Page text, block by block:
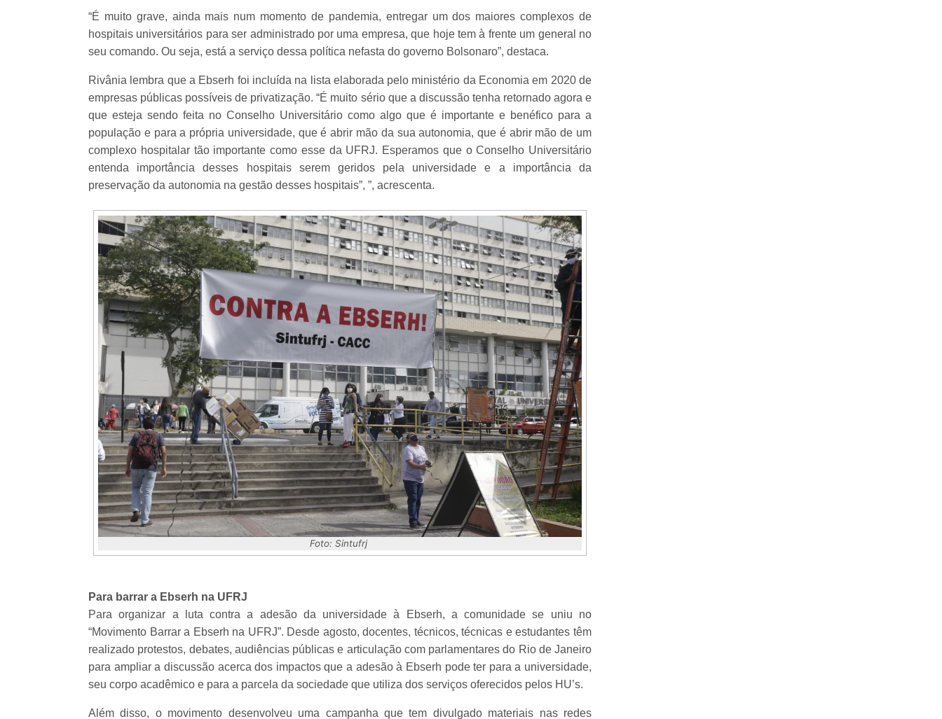
“É muito grave, ainda mais num momento de pandemia, entregar um dos maiores complexos de
hospitais universitários para ser administrado por uma empresa, que hoje tem à frente um general no
seu comando. Ou seja, está a serviço dessa política nefasta do governo Bolsonaro”, destaca.
Rivânia lembra que a Ebserh foi incluída na lista elaborada pelo ministério da Economia em 2020 de
empresas públicas possíveis de privatização. “É muito sério que a discussão tenha retornado agora e
que esteja sendo feita no Conselho Universitário como algo que é importante e benéfico para a
população e para a própria universidade, que é abrir mão da sua autonomia, que é abrir mão de um
complexo hospitalar tão importante como esse da UFRJ. Esperamos que o Conselho Universitário
entenda importância desses hospitais serem geridos pela universidade e a importância da
preservação da autonomia na gestão desses hospitais”, ”, acrescenta.
Foto: Sintufrj
Para barrar a Ebserh na UFRJ
Para organizar a luta contra a adesão da universidade à Ebserh, a comunidade se uniu no
“Movimento Barrar a Ebserh na UFRJ”. Desde agosto, docentes, técnicos, técnicas e estudantes têm
realizado protestos, debates, audiências públicas e articulação com parlamentares do Rio de Janeiro
para ampliar a discussão acerca dos impactos que a adesão à Ebserh pode ter para a universidade,
seu corpo acadêmico e para a parcela da sociedade que utiliza dos serviços oferecidos pelos HU’s.
Além disso, o movimento desenvolveu uma campanha que tem divulgado materiais nas redes